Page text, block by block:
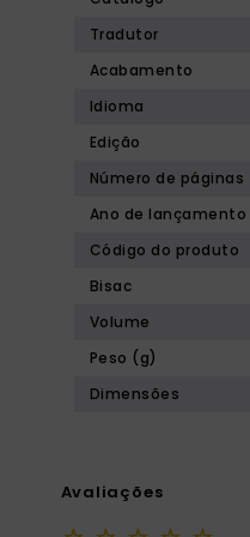
Tradutor
Acabamento
Idioma
Edição
Número de páginas
Ano de lançamento
Código do produto
Bisac
Volume
Peso (g)
Dimensões
Avaliações